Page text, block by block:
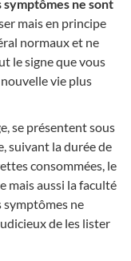
symptômes ne sont
mais en principe
normaux et ne
le signe que vous
vie plus
se présentent sous
suivant la durée de
consommées, le
mais aussi la faculté
symptômes ne
de les lister